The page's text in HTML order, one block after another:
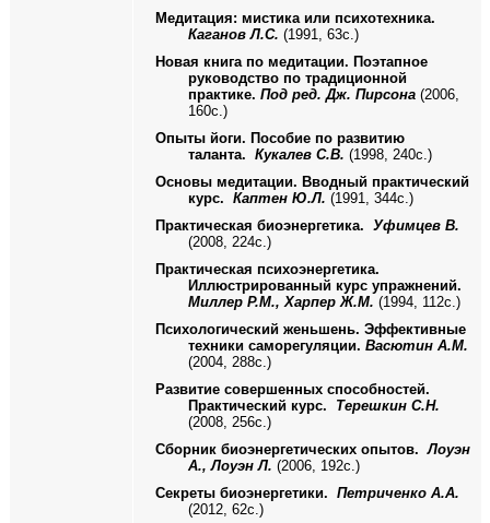
Медитация: мистика или психотехника.
Каганов Л.С. (1991, 63с.)
Новая книга по медитации. Поэтапное
руководство по традиционной
практике. Под ред. Дж. Пирсона (2006,
160с.)
Опыты йоги. Пособие по развитию
таланта. Кукалев С.В. (1998, 240с.)
Основы медитации. Вводный практический
курс. Каптен Ю.Л. (1991, 344с.)
Практическая биоэнергетика. Уфимцев В.
(2008, 224с.)
Практическая психоэнергетика.
Иллюстрированный курс упражнений.
Миллер Р.М., Харпер Ж.М. (1994, 112с.)
Психологический женьшень. Эффективные
техники саморегуляции. Васютин А.М.
(2004, 288с.)
Развитие совершенных способностей.
Практический курс.
Терешкин С.Н.
(2008, 256с.)
Сборник биоэнергетических опытов.Лоуэн
А., Лоуэн Л. (2006, 192с.)
Секреты биоэнергетики. Петриченко А.А.
(2012, 62с.)